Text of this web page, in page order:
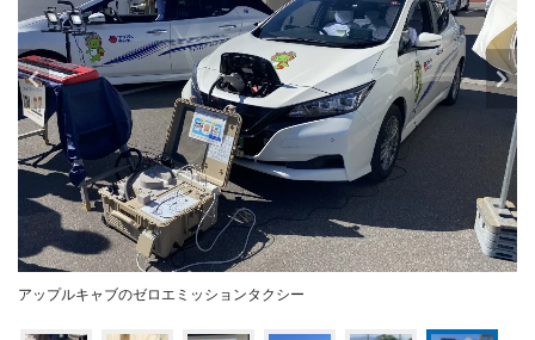
アップルキャブのゼロエミッションタクシー